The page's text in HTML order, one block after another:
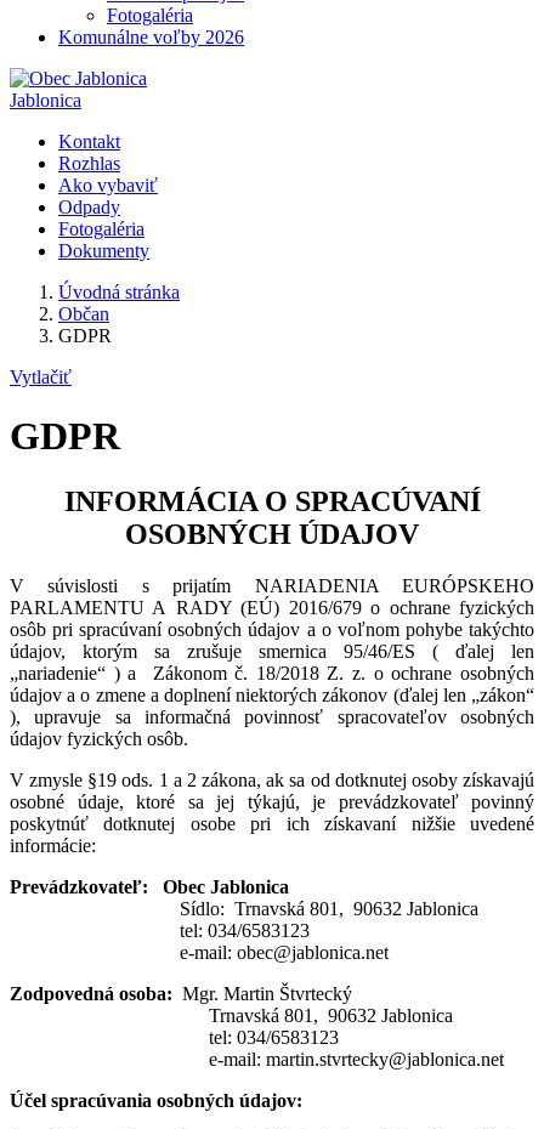
Fotogaléria
Komunálne voľby 2026
Jablonica
Kontakt
Rozhlas
Ako vybaviť
Odpady
Fotogaléria
Dokumenty
Úvodná stránka
Občan
GDPR
Vytlačiť
GDPR
INFORMÁCIA O SPRACÚVANÍ
OSOBNÝCH ÚDAJOV
V súvislosti s prijatím NARIADENIA EURÓPSKEHO
PARLAMENTU A RADY (EÚ) 2016/679 o ochrane fyzických
osôb pri spracúvaní osobných údajov a o voľnom pohybe takýchto
údajov, ktorým sa zrušuje smernica 95/46/ES ( ďalej len
„nariadenie“ ) a Zákonom č. 18/2018 Z. z. o ochrane osobných
údajov a o zmene a doplnení niektorých zákonov (ďalej len „zákon“
), upravuje sa informačná povinnosť spracovateľov osobných
údajov fyzických osôb.
V zmysle §19 ods. 1 a 2 zákona, ak sa od dotknutej osoby získavajú
osobné údaje, ktoré sa jej týkajú, je prevádzkovateľ povinný
poskytnúť dotknutej osobe pri ich získavaní nižšie uvedené
informácie:
Prevádzkovateľ: Obec Jablonica
Sídlo: Trnavská 801, 90632 Jablonica
tel: 034/6583123
e-mail: obec@jablonica.net
Zodpovedná osoba: Mgr. Martin Štvrtecký
Trnavská 801, 90632 Jablonica
tel: 034/6583123
e-mail: martin.stvrtecky@jablonica.net
Účel spracúvania osobných údajov: